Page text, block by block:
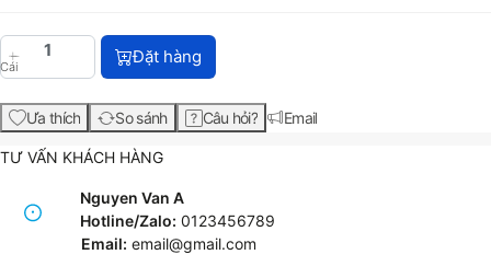
Cái
HP DeskJet 2132 All-in-One Printer (F5S41A) với
Đặt hàng
Ưa thích So sánh Câu hỏi? Email
TƯ VẤN KHÁCH HÀNG
Nguyen Van A
Hotline/Zalo: 0123456789
Email: email@gmail.com